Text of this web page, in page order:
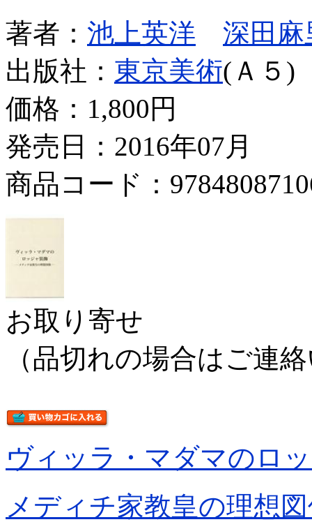
著者： 池上英洋
深田麻
出版社： 東京美術(Ａ５)
価格： 1,800円
発売日：2016年07月
商品コード：
お取り寄せ
（品切れの場合はご連
ヴィッラ・マダマのロ
メディチ家教皇の理想